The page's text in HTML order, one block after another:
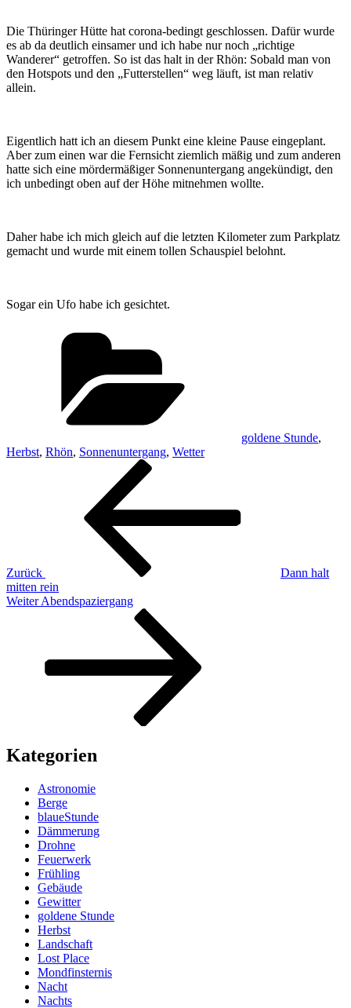
Die Thüringer Hütte hat corona-bedingt geschlossen. Dafür wurde
es ab da deutlich einsamer und ich habe nur noch „richtige
Wanderer“ getroffen. So ist das halt in der Rhön: Sobald man von
den Hotspots und den „Futterstellen“ weg läuft, ist man relativ
allein.
Eigentlich hatt ich an diesem Punkt eine kleine Pause eingeplant.
Aber zum einen war die Fernsicht ziemlich mäßig und zum anderen
hatte sich eine mördermäßiger Sonnenuntergang angekündigt, den
ich unbedingt oben auf der Höhe mitnehmen wollte.
Daher habe ich mich gleich auf die letzten Kilometer zum Parkplatz
gemacht und wurde mit einem tollen Schauspiel belohnt.
Sogar ein Ufo habe ich gesichtet.
goldene Stunde,
Herbst, Rhön, Sonnenuntergang, Wetter
Beitragsnavigation
Zurück
Dann halt
mitten rein
Nächster
Weiter Abendspaziergang
Kategorien
Astronomie
Berge
blaueStunde
Dämmerung
Drohne
Feuerwerk
Frühling
Gebäude
Gewitter
goldene Stunde
Herbst
Landschaft
Lost Place
Mondfinsternis
Nacht
Nachts